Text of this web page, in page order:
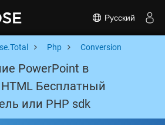
Русский
Php Conversion
PowerPoint в
HTML Бесплатный
или PHP sdk